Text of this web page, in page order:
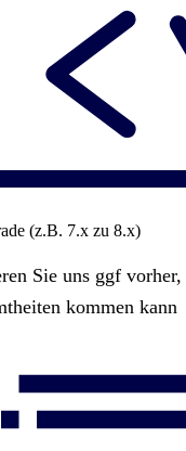
(z.B. 7.x zu 8.x)
Sie uns ggf
kommen kann